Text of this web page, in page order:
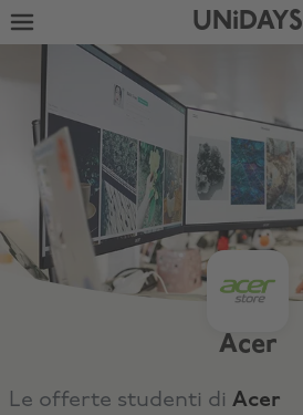
UNiDAYS
Acer
Le offerte studenti di Acer